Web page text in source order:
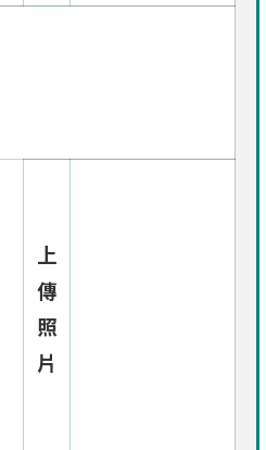
上
傳
照
片